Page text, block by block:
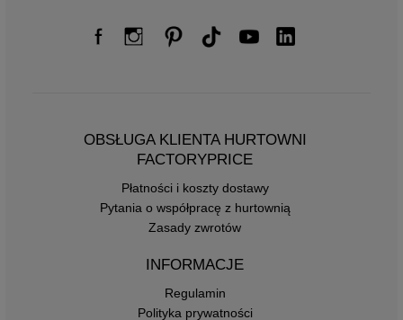
OBSŁUGA KLIENTA HURTOWNI
FACTORYPRICE
Płatności i koszty dostawy
Pytania o współpracę z hurtownią
Zasady zwrotów
INFORMACJE
Regulamin
Polityka prywatności